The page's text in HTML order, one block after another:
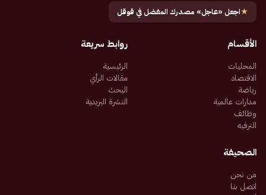
★اجعل «عاجل» مصدرك المفضل في قوقل
الأقسام
المحليات
الاقتصاد
رياضة
مدارات عالمية
وظائف
الترفيه
روابط سريعة
الرئيسية
مقالات الرأي
البحث
النشرة البريدية
الصحيفة
من نحن
اتصل بنا